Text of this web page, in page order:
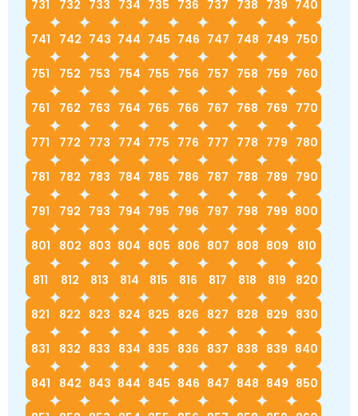
731 732 733 734 735 736 737 738 739 740
741 742 743 744 745 746 747 748 749 750
751 752 753 754 755 756 757 758 759 760
761 762 763 764 765 766 767 768 769 770
771 772 773 774 775 776 777 778 779 780
781 782 783 784 785 786 787 788 789 790
791 792 793 794 795 796 797 798 799 800
801 802 803 804 805 806 807 808 809 810
811 812 813 814 815 816 817 818 819 820
821 822 823 824 825 826 827 828 829 830
831 832 833 834 835 836 837 838 839 840
841 842 843 844 845 846 847 848 849 850